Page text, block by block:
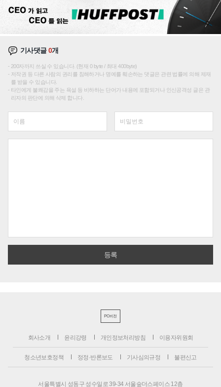
기사댓글0개
200자까지 쓰실 수 있습니다. (현재 0 byte / 최대 400byte)
저작권 등 다른 사람의 권리를 침해하거나 명예를 훼손하는 댓글은 관련 법률에 의해 제재
를 받을 수 있습니다.
타인에게 불쾌감을 주는 욕설 등 비하하는 단어가 내용에 포함되거나 인신공격성 글은 관
리자의 판단에 의해 삭제 합니다.
PC버전
회사소개 윤리강령 개인정보처리방침 이용자위원회
청소년보호정책 정정·반론보도 기사심의규정 불편신고
서울특별시 성동구 성수일로 39-34 서울숲더스페이스 12층